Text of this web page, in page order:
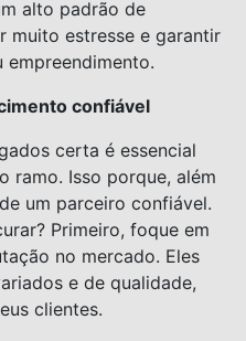
alto padrão de
muito estresse e garantir
empreendimento.
confiável
certa é essencial
ramo. Isso porque, além
um parceiro confiável.
Primeiro, foque em
no mercado. Eles
e de qualidade,
clientes.